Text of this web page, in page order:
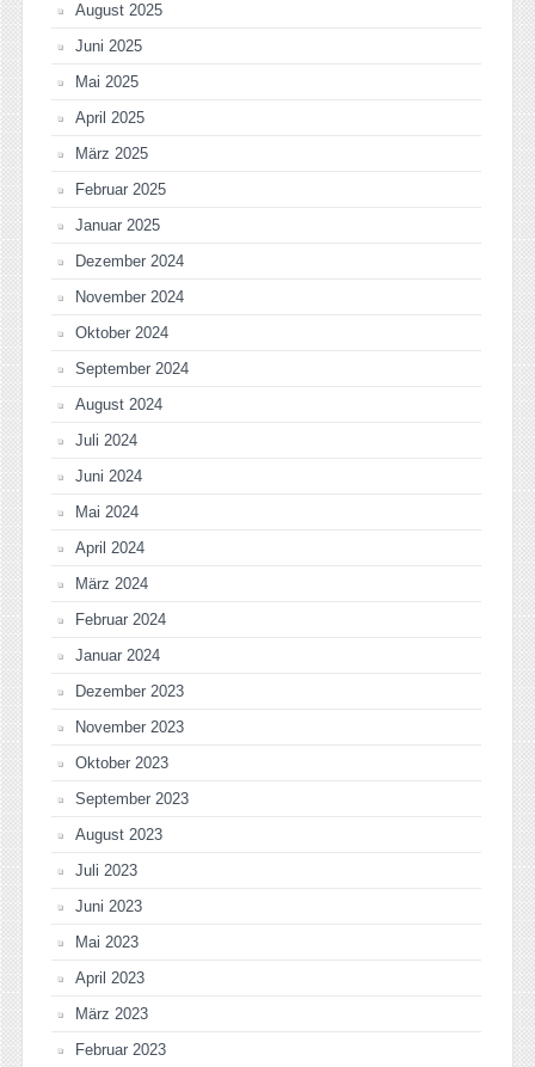
August 2025
Juni 2025
Mai 2025
April 2025
März 2025
Februar 2025
Januar 2025
Dezember 2024
November 2024
Oktober 2024
September 2024
August 2024
Juli 2024
Juni 2024
Mai 2024
April 2024
März 2024
Februar 2024
Januar 2024
Dezember 2023
November 2023
Oktober 2023
September 2023
August 2023
Juli 2023
Juni 2023
Mai 2023
April 2023
März 2023
Februar 2023